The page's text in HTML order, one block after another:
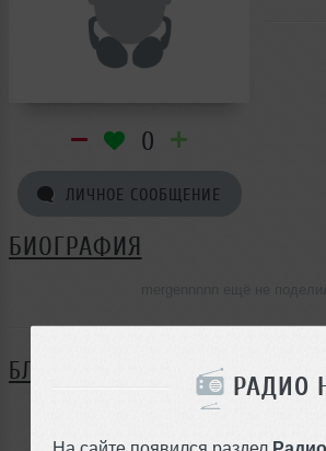
РАДИО
На сайте появился раздел Радио
0
ЛИЧНОЕ СООБЩЕНИЕ
БИОГРАФИЯ
БЛОГ